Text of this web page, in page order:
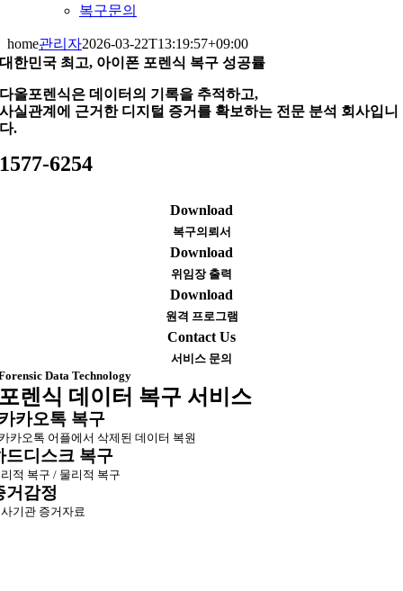
복구문의
home관리자2026-03-22T13:19:57+09:00
대한민국 최고, 아이폰 포렌식 복구 성공률
다올포렌식은 데이터의 기록을 추적하고,
사실관계에 근거한 디지털 증거를 확보하는 전문 분석 회사입니
다.
1577-6254
Download
복구의뢰서
Download
위임장 출력
Download
원격 프로그램
Contact Us
서비스 문의
Data Technology
렌식 데이터 복구 서비스
카오톡 복구
카오톡 어플에서 삭제된 데이터 복원
드디스크 복구
적 복구 / 물리적 복구
거감정
기관 증거자료